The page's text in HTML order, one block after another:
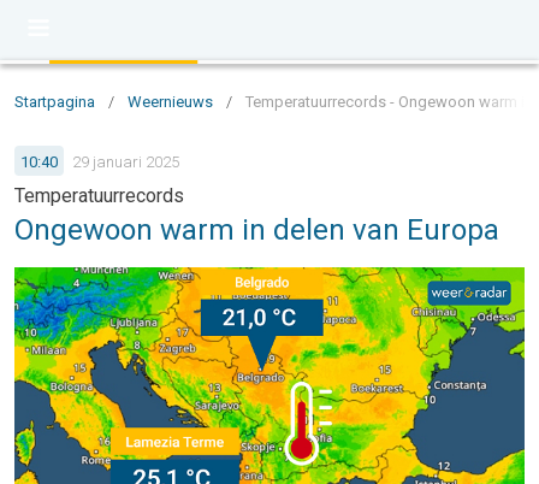
Startpagina / Weernieuws / Temperatuurrecords - Ongewoon warm in
10:40 29 januari 2025
Temperatuurrecords
Ongewoon warm in delen van Europa